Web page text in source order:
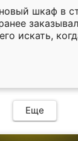
шкаф в
искать,
Служит
нет.
Еще